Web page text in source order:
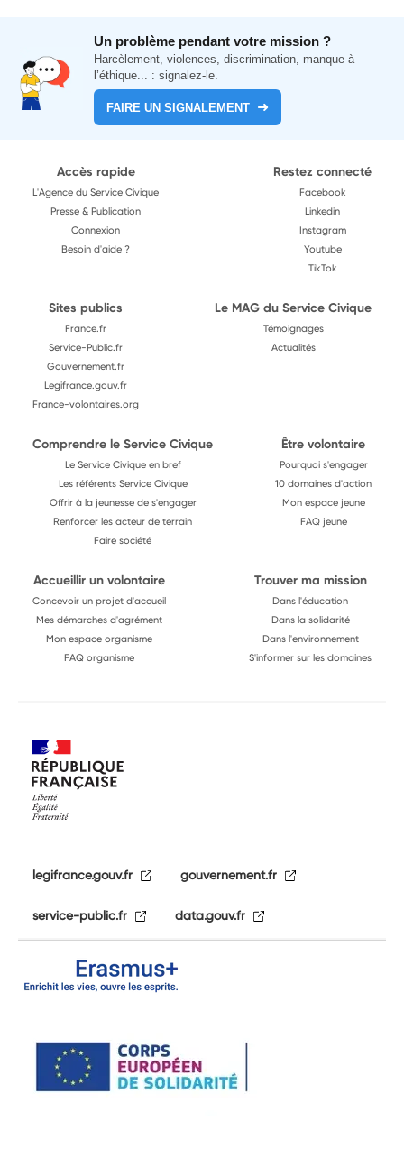
Un problème pendant votre mission ?
Harcèlement, violences, discrimination, manque à
l’éthique... : signalez-le.
FAIRE UN SIGNALEMENT
Accès rapide
L'Agence du Service Civique
Presse & Publication
Connexion
Besoin d'aide ?
Restez connecté
Facebook
Linkedin
Instagram
Youtube
TikTok
Sites publics
France.fr
Service-Public.fr
Gouvernement.fr
Legifrance.gouv.fr
France-volontaires.org
Le MAG du Service Civique
Témoignages
Actualités
Comprendre le Service Civique
Le Service Civique en bref
Les référents Service Civique
Offrir à la jeunesse de s'engager
Renforcer les acteur de terrain
Faire société
Être volontaire
Pourquoi s'engager
10 domaines d'action
Mon espace jeune
FAQ jeune
Accueillir un volontaire
Concevoir un projet d'accueil
Mes démarches d'agrément
Mon espace organisme
FAQ organisme
Trouver ma mission
Dans l'éducation
Dans la solidarité
Dans l'environnement
S'informer sur les domaines
legifrance.gouv.fr gouvernement.fr
service-public.fr data.gouv.fr